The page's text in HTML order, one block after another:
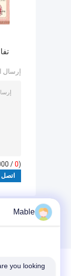
إرسال
(
0
/ 3000)
Mable
you looking